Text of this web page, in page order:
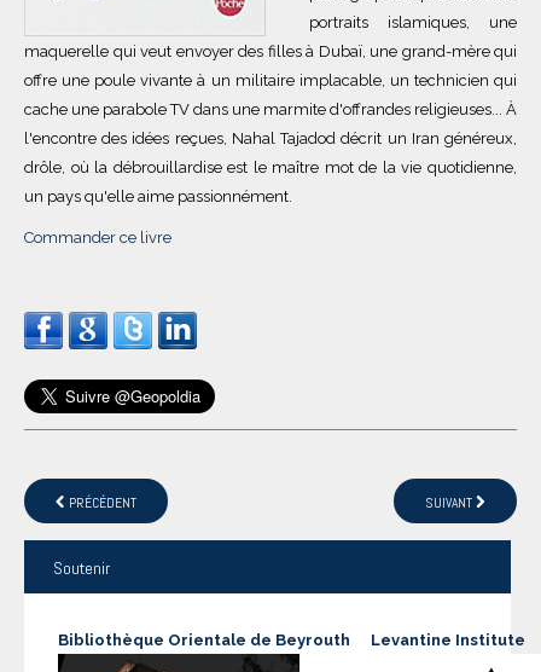
portraits islamiques, une
maquerelle qui veut envoyer des filles à Dubaï, une grand-mère qui
offre une poule vivante à un militaire implacable, un technicien qui
cache une parabole TV dans une marmite d'offrandes religieuses... À
l'encontre des idées reçues, Nahal Tajadod décrit un Iran généreux,
drôle, où la débrouillardise est le maître mot de la vie quotidienne,
un pays qu'elle aime passionnément.
Commander ce livre
PRÉCÉDENT SUIVANT
Soutenir
Bibliothèque Orientale de Beyrouth Levantine Institute